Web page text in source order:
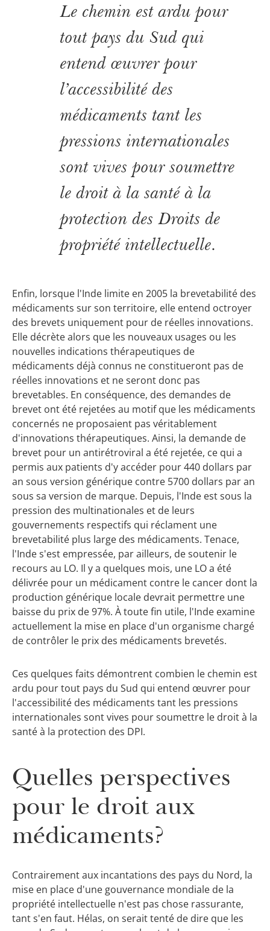
Le chemin est ardu pour
tout pays du Sud qui
entend œuvrer pour
l’accessibilité des
médicaments tant les
pressions internationales
sont vives pour soumettre
le droit à la santé à la
protection des Droits de
propriété intellectuelle.
Enfin, lorsque l'Inde limite en 2005 la brevetabilité des
médicaments sur son territoire, elle entend octroyer
des brevets uniquement pour de réelles innovations.
Elle décrète alors que les nouveaux usages ou les
nouvelles indications thérapeutiques de
médicaments déjà connus ne constitueront pas de
réelles innovations et ne seront donc pas
brevetables. En conséquence, des demandes de
brevet ont été rejetées au motif que les médicaments
concernés ne proposaient pas véritablement
d'innovations thérapeutiques. Ainsi, la demande de
brevet pour un antirétroviral a été rejetée, ce qui a
permis aux patients d'y accéder pour 440 dollars par
an sous version générique contre 5700 dollars par an
sous sa version de marque. Depuis, l'Inde est sous la
pression des multinationales et de leurs
gouvernements respectifs qui réclament une
brevetabilité plus large des médicaments. Tenace,
l'Inde s'est empressée, par ailleurs, de soutenir le
recours au LO. Il y a quelques mois, une LO a été
délivrée pour un médicament contre le cancer dont la
production générique locale devrait permettre une
baisse du prix de 97%. À toute fin utile, l'Inde examine
actuellement la mise en place d'un organisme chargé
de contrôler le prix des médicaments brevetés.
Ces quelques faits démontrent combien le chemin est
ardu pour tout pays du Sud qui entend œuvrer pour
l'accessibilité des médicaments tant les pressions
internationales sont vives pour soumettre le droit à la
santé à la protection des DPI.
Quelles perspectives
pour le droit aux
médicaments?
Contrairement aux incantations des pays du Nord, la
mise en place d'une gouvernance mondiale de la
propriété intellectuelle n'est pas chose rassurante,
tant s'en faut. Hélas, on serait tenté de dire que les